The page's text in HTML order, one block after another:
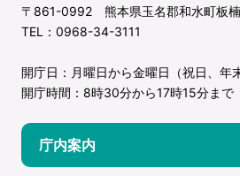
〒861-0992 熊本県玉名郡和水町板
TEL：0968-34-3111
開庁日：月曜日から金曜日（祝日、年
開庁時間：8時30分から17時15分まで
庁内案内